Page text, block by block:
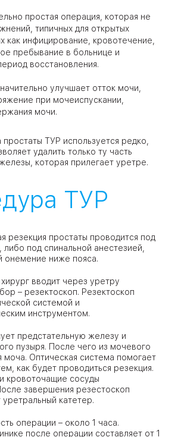
простая операция, которая не
типичных для открытых
как инфицирование, кровотечение,
пребывание в больнице и
восстановления.
улучшает отток мочи,
при мочеиспускании,
мочи.
простаты ТУР используется редко,
удалить только ту часть
которая прилегает уретре.
ТУР
резекция простаты проводится под
под спинальной анестезией,
онемение ниже пояса.
вводит через уретру
– резектоскоп. Резектоскоп
системой и
инструментом.
предстательную железу и
пузыря. После чего из мочевого
моча. Оптическая система помогает
как будет проводиться резекция.
кровоточащие сосуды
завершения резестоскоп
катетер.
операции – около 1 часа.
после операции составляет от 1